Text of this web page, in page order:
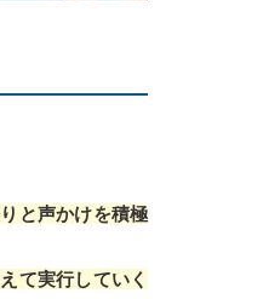
と声かけを積極
て実行していく